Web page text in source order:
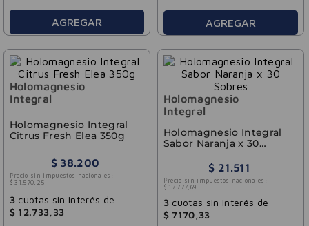
AGREGAR AGREGAR
Holomagnesio
Integral
Holomagnesio Integral
Citrus Fresh Elea 350g
$ 38 200
Precio sin impuestos nacionales:
$ 31 570 25
3 cuotas sin interés de
$ 12.733 33
Holomagnesio
Integral
Holomagnesio Integral
Sabor Naranja x 30
$ 21.511
Precio sin impuestos nacionales:
$ 17 777 69
3 cuotas sin interés de
$ 7170 33